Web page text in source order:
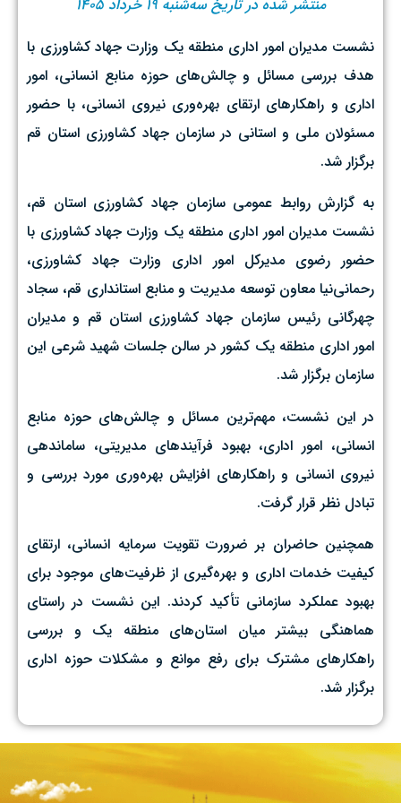
منتشر شده در تاریخ سه‌شنبه ۱۹ خرداد ۱۴۰۵
نشست مدیران امور اداری منطقه یک وزارت جهاد کشاورزی با
هدف بررسی مسائل و چالش‌های حوزه منابع انسانی، امور
اداری و راهکارهای ارتقای بهره‌وری نیروی انسانی، با حضور
مسئولان ملی و استانی در سازمان جهاد کشاورزی استان قم
برگزار شد.
به گزارش روابط عمومی سازمان جهاد کشاورزی استان قم،
نشست مدیران امور اداری منطقه یک وزارت جهاد کشاورزی با
حضور رضوی مدیرکل امور اداری وزارت جهاد کشاورزی،
رحمانی‌نیا معاون توسعه مدیریت و منابع استانداری قم، سجاد
چهرگانی رئیس سازمان جهاد کشاورزی استان قم و مدیران
امور اداری منطقه یک کشور در سالن جلسات شهید شرعی این
سازمان برگزار شد.
در این نشست، مهم‌ترین مسائل و چالش‌های حوزه منابع
انسانی، امور اداری، بهبود فرآیندهای مدیریتی، ساماندهی
نیروی انسانی و راهکارهای افزایش بهره‌وری مورد بررسی و
تبادل نظر قرار گرفت.
همچنین حاضران بر ضرورت تقویت سرمایه انسانی، ارتقای
کیفیت خدمات اداری و بهره‌گیری از ظرفیت‌های موجود برای
بهبود عملکرد سازمانی تأکید کردند. این نشست در راستای
هماهنگی بیشتر میان استان‌های منطقه یک و بررسی
راهکارهای مشترک برای رفع موانع و مشکلات حوزه اداری
برگزار شد.